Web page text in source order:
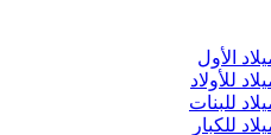
الأول
للأولاد
للبنات
للكبار